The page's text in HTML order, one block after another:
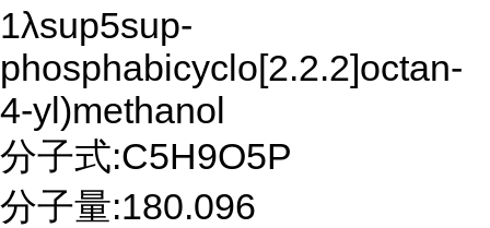
1λsup5sup-
phosphabicyclo[2.2.2]octan-
4-yl)methanol
分子式:C5H9O5P
分子量:180.096